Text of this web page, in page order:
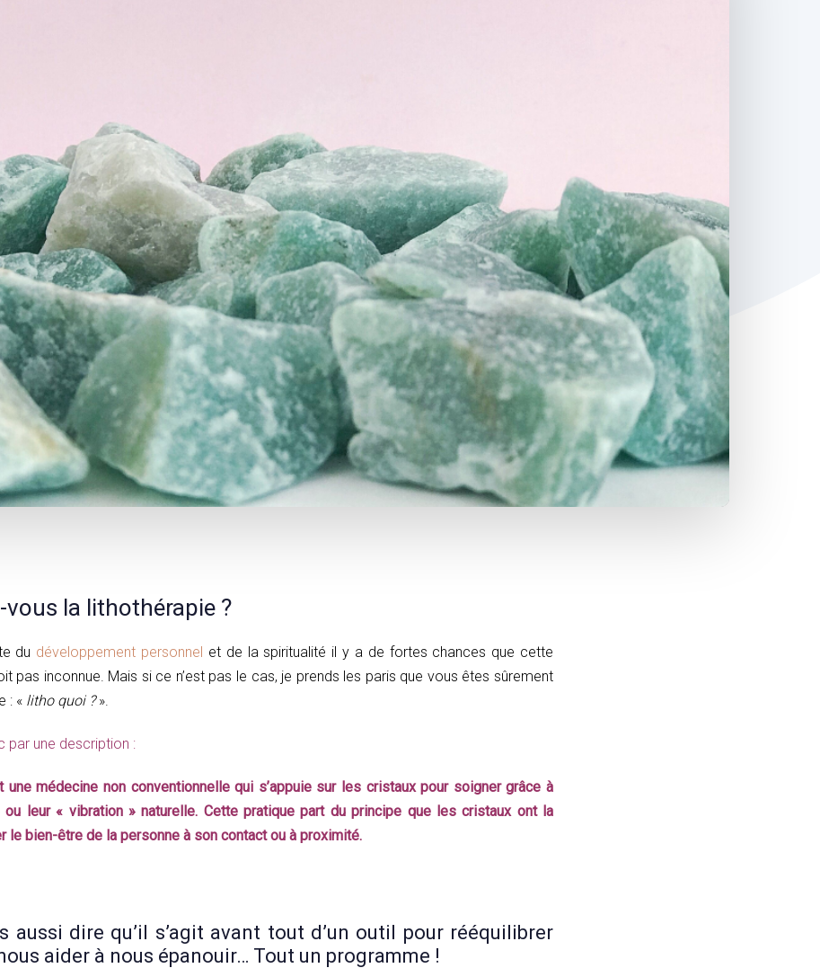
vous la lithothérapie ?
du développement personnel et de la spiritualité il y a de fortes chances que cette
pas inconnue. Mais si ce n’est pas le cas, je prends les paris que vous êtes sûrement
: « litho quoi ?».
par une description :
une médecine non conventionnelle qui s’appuie sur les cristaux pour soigner grâce à
ou leur « vibration » naturelle. Cette pratique part du principe que les cristaux ont la
le bien-être de la personne à son contact ou à proximité.
aussi dire qu’il s’agit avant tout d’un outil pour rééquilibrer
aider à nous épanouir… Tout un programme !